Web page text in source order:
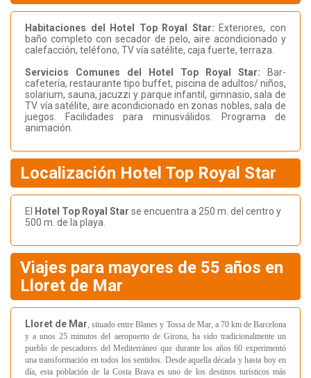
Habitaciones del Hotel Top Royal Star: Exteriores, con
baño completo con secador de pelo, aire acondicionado y
calefacción, teléfono, TV vía satélite, caja fuerte, terraza.
Servicios Comunes del Hotel Top Royal Star: Bar-
cafetería, restaurante tipo buffet, piscina de adultos/ niños,
solarium, sauna, jacuzzi y parque infantil, gimnasio, sala de
TV vía satélite, aire acondicionado en zonas nobles, sala de
juegos. Facilidades para minusválidos. Programa de
animación.
Localización Hotel Top Royal Star
El Hotel Top Royal Star se encuentra a 250 m. del centro y
500 m. de la playa.
Viajes para mayores de 55 años en
Lloret de Mar
Lloret de Mar, situado entre Blanes y Tossa de Mar, a 70 km de Barcelona
y a unos 25 minutos del aeropuerto de Girona, ha sido tradicionalmente un
pueblo de pescadores del Mediterráneo que durante los años 60 experimentó
una transformación en todos los sentidos. Desde aquella década y hasta hoy en
día, esta población de la Costa Brava es uno de los destinos turísticos más